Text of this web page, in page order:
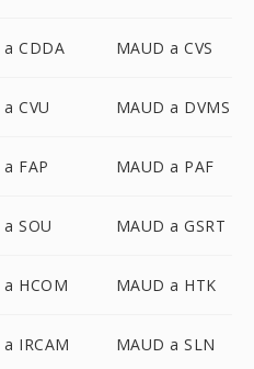
a CDDA MAUD a CVS
CVU MAUD a DVMS
FAP MAUD a PAF
SOU MAUD a GSRT
HCOM MAUD a HTK
IRCAM MAUD a SLN